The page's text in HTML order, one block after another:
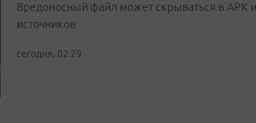
Вредоносный файл может скрываться в APK
источников
сегодня, 02:29